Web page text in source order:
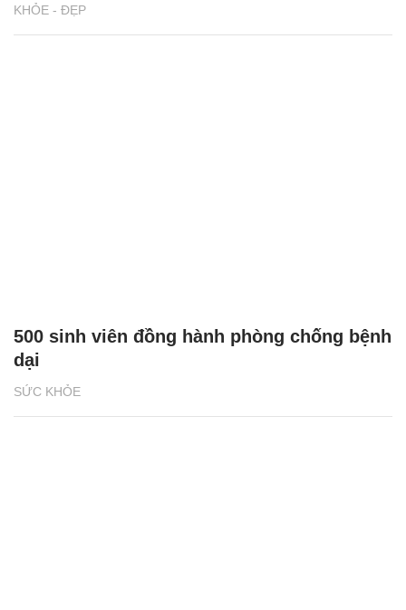
KHỎE - ĐẸP
SỨC KHỎE
500 sinh viên đồng hành phòng chống bệnh
dại